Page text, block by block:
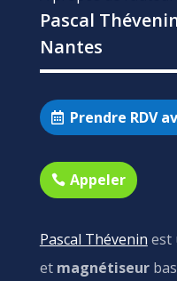
Pascal
Nantes
Prendre RDV
Appeler
Pascal Thévenin est
et magnétiseur